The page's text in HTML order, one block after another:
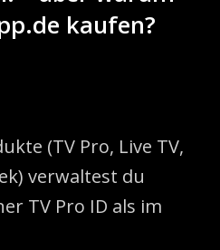
kaufen?
(TV Pro, Live TV,
verwaltest du
TV Pro ID als im